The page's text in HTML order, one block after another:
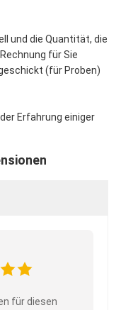
und die Quantität, die
für Sie
(für Proben)
Erfahrung einiger
für diesen